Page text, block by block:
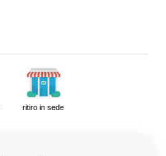
ritiro in sede